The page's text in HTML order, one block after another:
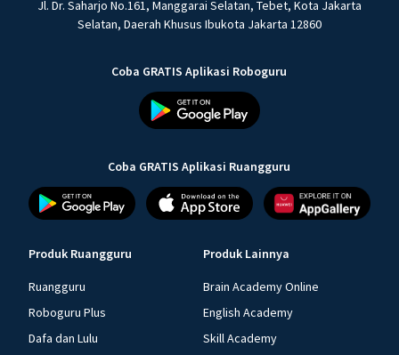
Jl. Dr. Saharjo No.161, Manggarai Selatan, Tebet, Kota Jakarta
Selatan, Daerah Khusus Ibukota Jakarta 12860
Coba GRATIS Aplikasi Roboguru
Coba GRATIS Aplikasi Ruangguru
Produk Ruangguru
Ruangguru
Roboguru Plus
Dafa dan Lulu
Produk Lainnya
Brain Academy Online
English Academy
Skill Academy